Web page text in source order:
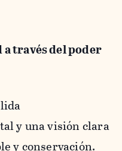
través del poder
y una visión clara
y conservación.